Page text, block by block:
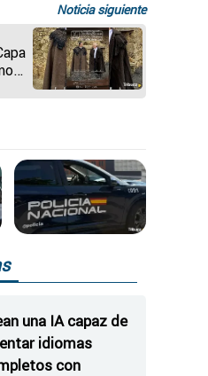
Noticia siguiente
una IA capaz de
idiomas
con